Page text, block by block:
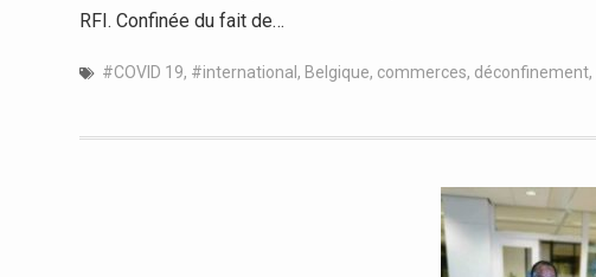
RFI. Confinée du fait de…
#COVID 19, #international , Belgique, commerces, déconfinement,